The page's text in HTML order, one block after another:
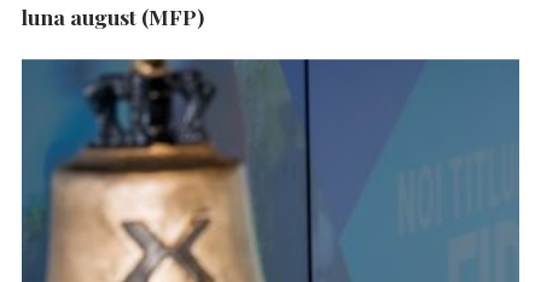
luna august (MFP)